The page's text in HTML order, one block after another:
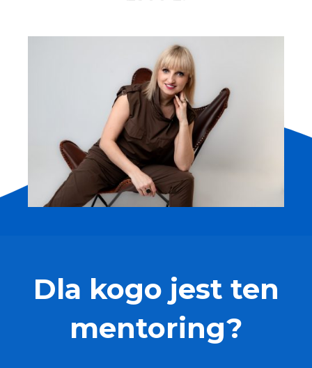
Dla kogo jest ten
mentoring?